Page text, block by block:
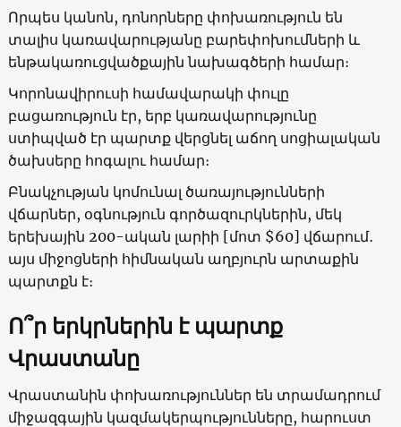
Որպես կանոն, դոնորները փոխառություն են
տալիս կառավարությանը բարեփոխումների և
ենթակառուցվածքային նախագծերի համար։
Կորոնավիրուսի համավարակի փուլը
բացառություն էր, երբ կառավարությունը
ստիպված էր պարտք վերցնել աճող սոցիալական
ծախսերը հոգալու համար։
Բնակչության կոմունալ ծառայությունների
վճարներ, օգնություն գործազուրկներին, մեկ
երեխային 200-ական լարիի [մոտ $60] վճարում․
այս միջոցների հիմնական աղբյուրն արտաքին
պարտքն է։
Ո՞ր երկրներին է պարտք
Վրաստանը
Վրաստանին փոխառություններ են տրամադրում
միջազգային կազմակերպությունները, հարուստ